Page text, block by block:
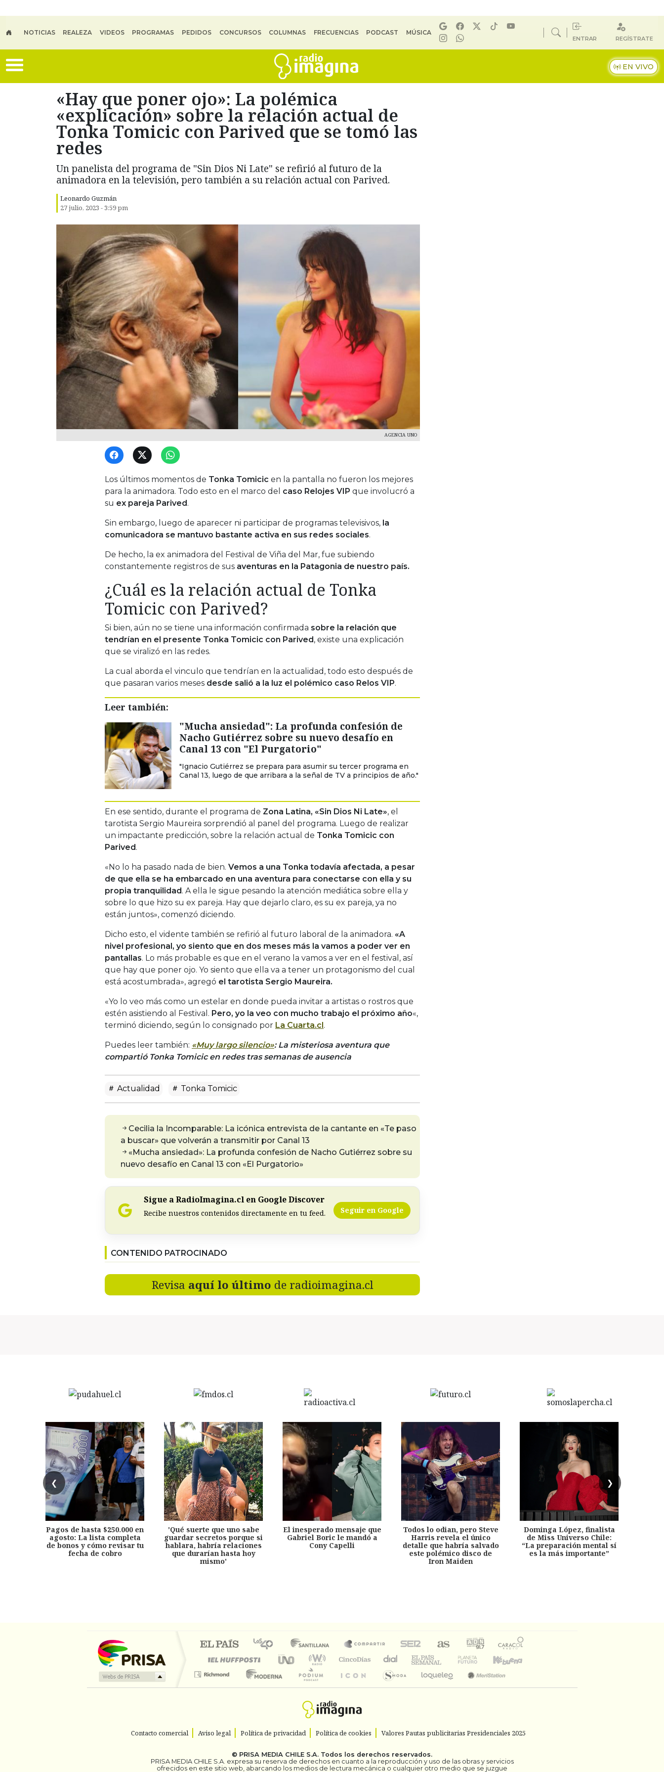
NOTICIAS REALEZA VIDEOS PROGRAMAS PEDIDOS CONCURSOS COLUMNAS FRECUENCIAS PODCAST MÚSICA
ENTRAR REGÍSTRATE
EN VIVO
«Hay que poner ojo»: La polémica
«explicación» sobre la relación actual de
Tonka Tomicic con Parived que se tomó las
redes
Un panelista del programa de "Sin Dios Ni Late" se refirió al futuro de la
animadora en la televisión, pero también a su relación actual con Parived.
Leonardo Guzmán
27 julio, 2023 - 3:59 pm
AGENCIA UNO
Los últimos momentos de Tonka Tomicic en la pantalla no fueron los mejores
para la animadora. Todo esto en el marco del caso Relojes VIP que involucró a
su ex pareja Parived.
Sin embargo, luego de aparecer ni participar de programas televisivos, la
comunicadora se mantuvo bastante activa en sus redes sociales.
De hecho, la ex animadora del Festival de Viña del Mar, fue subiendo
constantemente registros de sus aventuras en la Patagonia de nuestro país.
¿Cuál es la relación actual de Tonka
Tomicic con Parived?
Si bien, aún no se tiene una información confirmada sobre la relación que
tendrían en el presente Tonka Tomicic con Parived, existe una explicación
que se viralizó en las redes.
La cual aborda el vinculo que tendrían en la actualidad, todo esto después de
que pasaran varios meses desde salió a la luz el polémico caso Relos VIP.
Leer también:
"Mucha ansiedad": La profunda confesión de
Nacho Gutiérrez sobre su nuevo desafío en
Canal 13 con "El Purgatorio"
"Ignacio Gutiérrez se prepara para asumir su tercer programa en
Canal 13, luego de que arribara a la señal de TV a principios de año."
En ese sentido, durante el programa de Zona Latina, «Sin Dios Ni Late», el
tarotista Sergio Maureira sorprendió al panel del programa. Luego de realizar
un impactante predicción, sobre la relación actual de Tonka Tomicic con
Parived.
«No lo ha pasado nada de bien. Vemos a una Tonka todavía afectada, a pesar
de que ella se ha embarcado en una aventura para conectarse con ella y su
propia tranquilidad. A ella le sigue pesando la atención mediática sobre ella y
sobre lo que hizo su ex pareja. Hay que dejarlo claro, es su ex pareja, ya no
están juntos», comenzó diciendo.
Dicho esto, el vidente también se refirió al futuro laboral de la animadora. «A
nivel profesional, yo siento que en dos meses más la vamos a poder ver en
pantallas. Lo más probable es que en el verano la vamos a ver en el festival, así
que hay que poner ojo. Yo siento que ella va a tener un protagonismo del cual
está acostumbrada», agregó el tarotista Sergio Maureira.
«Yo lo veo más como un estelar en donde pueda invitar a artistas o rostros que
estén asistiendo al Festival. Pero, yo la veo con mucho trabajo el próximo año«,
terminó diciendo, según lo consignado por La Cuarta.cl.
Puedes leer también: «Muy largo silencio»: La misteriosa aventura que
compartió Tonka Tomicic en redes tras semanas de ausencia
Actualidad Tonka Tomicic
Cecilia la Incomparable: La icónica entrevista de la cantante en «Te paso
a buscar» que volverán a transmitir por Canal 13
«Mucha ansiedad»: La profunda confesión de Nacho Gutiérrez sobre su
nuevo desafío en Canal 13 con «El Purgatorio»
Sigue a RadioImagina.cl en Google Discover
Recibe nuestros contenidos directamente en tu feed. Seguir en Google
CONTENIDO PATROCINADO
Revisa aquí lo último de radioimagina.cl
❮ ❯
Pagos de hasta $250.000 en
agosto: La lista completa
de bonos y cómo revisar tu
fecha de cobro
'Qué suerte que uno sabe
guardar secretos porque si
hablara, habría relaciones
que durarían hasta hoy
mismo'
El inesperado mensaje que
Gabriel Boric le mandó a
Cony Capelli
Todos lo odian, pero Steve
Harris revela el único
detalle que habría salvado
este polémico disco de
Iron Maiden
Dominga López, finalista
de Miss Universo Chile:
“La preparación mental sí
es la más importante”
Contacto comercial Aviso legal Política de privacidad Política de cookies Valores Pautas publicitarias Presidenciales 2025
© PRISA MEDIA CHILE S.A. Todos los derechos reservados.
PRISA MEDIA CHILE S.A. expresa su reserva de derechos en cuanto a la reproducción y uso de las obras y servicios
ofrecidos en este sitio web, abarcando los medios de lectura mecánica o cualquier otro medio que se juzgue